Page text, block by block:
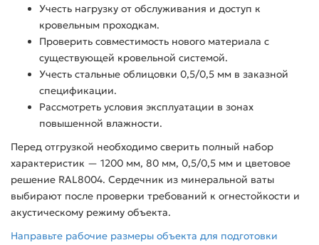
Учесть нагрузку от обслуживания и доступ к
кровельным проходкам.
Проверить совместимость нового материала с
существующей кровельной системой.
Учесть стальные облицовки 0,5/0,5 мм в заказной
спецификации.
Рассмотреть условия эксплуатации в зонах
повышенной влажности.
Перед отгрузкой необходимо сверить полный набор
характеристик — 1200 мм, 80 мм, 0,5/0,5 мм и цветовое
решение RAL8004. Сердечник из минеральной ваты
выбирают после проверки требований к огнестойкости и
акустическому режиму объекта.
Направьте рабочие размеры объекта для подготовки